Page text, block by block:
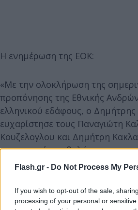
Flash.gr - Do Not Process My
If you wish to opt-out of the sale,
processing of your personal or
Η ενημέρωση της ΕΟΚ:
«Με την ολοκλήρωση της
προπόνησης της Εθνικής
ελληνικού εδάφους, ο Δημήτρης
ευχαρίστησε τους Παναγιώτη
Κουζελογλου και Δημήτρη
ουσιαστική συμβολή τους στην
τους τρεις να μη
μάλιστα, είχε επιστρέψει μετά
αποχώρηση και ο